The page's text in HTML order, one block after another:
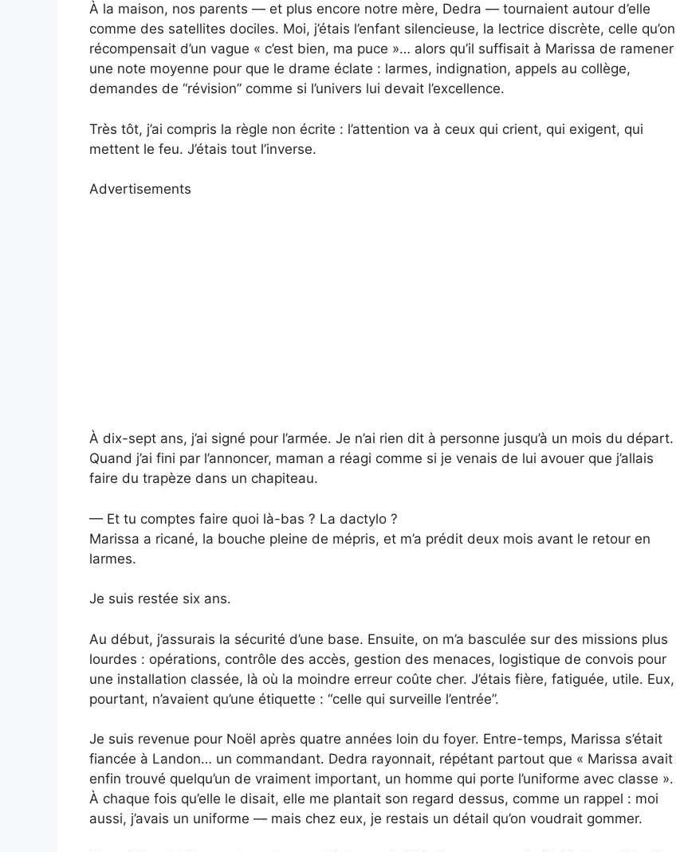
À la maison, nos parents — et plus encore notre mère, Dedra — tournaient autour d’elle
comme des satellites dociles. Moi, j’étais l’enfant silencieuse, la lectrice discrète, celle qu’on
récompensait d’un vague « c’est bien, ma puce »… alors qu’il suffisait à Marissa de ramener
une note moyenne pour que le drame éclate : larmes, indignation, appels au collège,
demandes de “révision” comme si l’univers lui devait l’excellence.
Très tôt, j’ai compris la règle non écrite : l’attention va à ceux qui crient, qui exigent, qui
mettent le feu. J’étais tout l’inverse.
Advertisements
À dix-sept ans, j’ai signé pour l’armée. Je n’ai rien dit à personne jusqu’à un mois du départ.
Quand j’ai fini par l’annoncer, maman a réagi comme si je venais de lui avouer que j’allais
faire du trapèze dans un chapiteau.
— Et tu comptes faire quoi là-bas ? La dactylo ?
Marissa a ricané, la bouche pleine de mépris, et m’a prédit deux mois avant le retour en
larmes.
Je suis restée six ans.
Au début, j’assurais la sécurité d’une base. Ensuite, on m’a basculée sur des missions plus
lourdes : opérations, contrôle des accès, gestion des menaces, logistique de convois pour
une installation classée, là où la moindre erreur coûte cher. J’étais fière, fatiguée, utile. Eux,
pourtant, n’avaient qu’une étiquette : “celle qui surveille l’entrée”.
Je suis revenue pour Noël après quatre années loin du foyer. Entre-temps, Marissa s’était
fiancée à Landon… un commandant. Dedra rayonnait, répétant partout que « Marissa avait
enfin trouvé quelqu’un de vraiment important, un homme qui porte l’uniforme avec classe ».
À chaque fois qu’elle le disait, elle me plantait son regard dessus, comme un rappel : moi
aussi, j’avais un uniforme — mais chez eux, je restais un détail qu’on voudrait gommer.